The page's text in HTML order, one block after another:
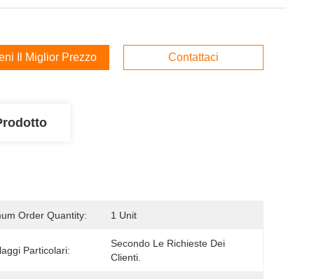
Il Miglior Prezzo Contattaci
Order Quantity: 1 Unit
Particolari:
Secondo Le Richieste Dei
Clienti.